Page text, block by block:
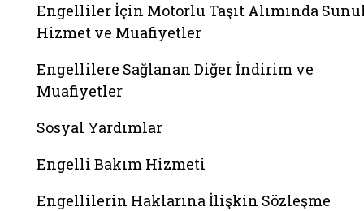
Engelliler İçin Motorlu Taşıt Alımında
Hizmet ve Muafiyetler
Engellilere Sağlanan Diğer İndirim ve
Muafiyetler
Sosyal Yardımlar
Engelli Bakım Hizmeti
Engellilerin Haklarına İlişkin Sözleşme